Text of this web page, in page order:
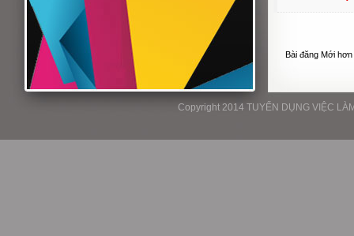
Bài đăng Mới hơn
Copyright 2014 TUYỂN DỤNG VIỆC